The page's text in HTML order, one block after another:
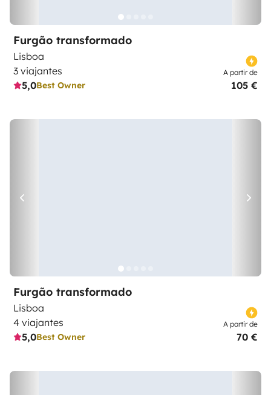
Furgão transformado
Lisboa
3 viajantes
5,0Best Owner
A partir de
105 €
Furgão transformado
Lisboa
4 viajantes
5,0Best Owner
A partir de
70 €